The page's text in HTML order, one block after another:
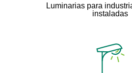
Luminarias para
instaladas